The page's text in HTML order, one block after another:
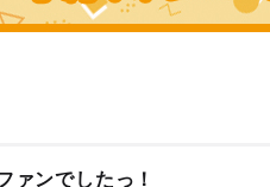
ァンでしたっ！